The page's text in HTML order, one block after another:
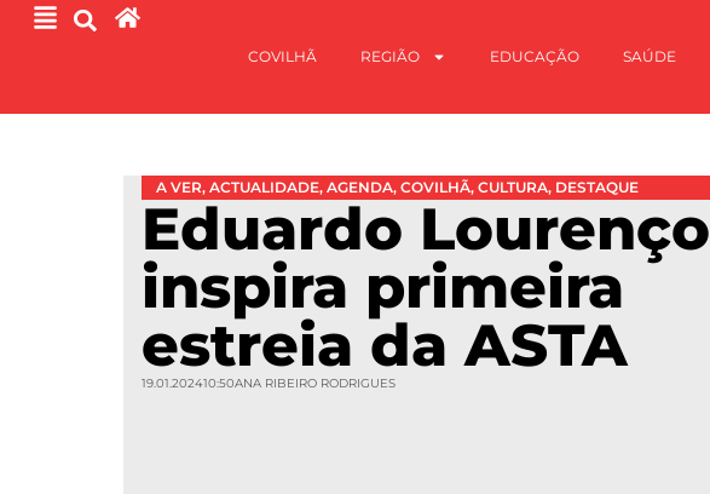
COVILHÃ REGIÃO EDUCAÇÃO SAÚDE
A VER, ACTUALIDADE, AGENDA, COVILHÃ, CULTURA, DESTAQUE
Eduardo Lourenço
inspira primeira
estreia da ASTA
19.01.202410:50ANA RIBEIRO RODRIGUES